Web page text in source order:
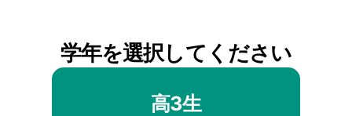
学年を選択してください
高3生